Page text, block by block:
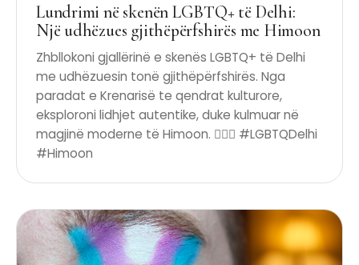
Lundrimi në skenën LGBTQ+ të Delhi:
Një udhëzues gjithëpërfshirës me Himoon
Zhbllokoni gjallërinë e skenës LGBTQ+ të Delhi
me udhëzuesin tonë gjithëpërfshirës. Nga
paradat e Krenarisë te qendrat kulturore,
eksploroni lidhjet autentike, duke kulmuar në
magjinë moderne të Himoon. 🏳️‍🌈✨ #LGBTQDelhi
#Himoon